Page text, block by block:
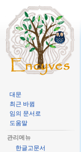
대문
최근 바뀜
임의 문서로
도움말
관리메뉴
한글고문서